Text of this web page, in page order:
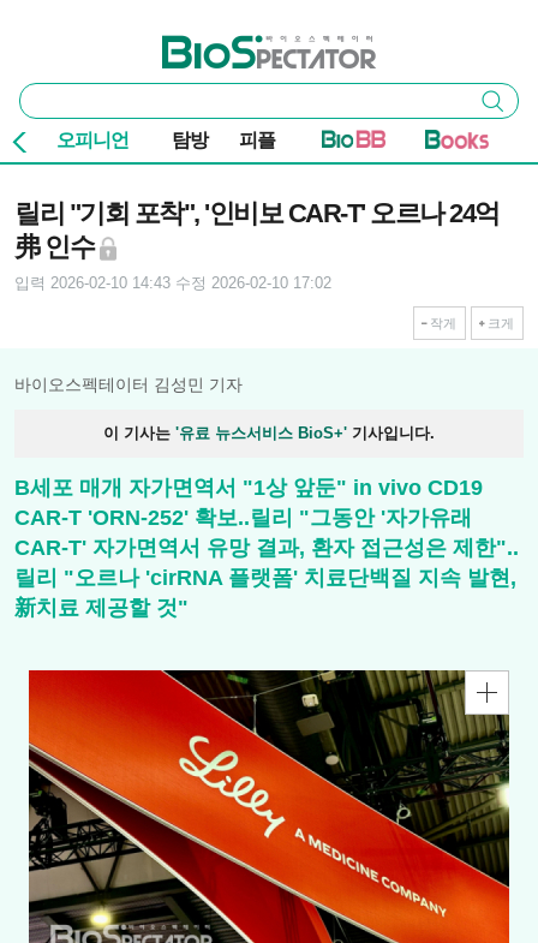
바이오스펙테이터
통
합
검
색
검색
오피니언 탐방 피플
릴리 "기회 포착", '인비보 CAR-T' 오르나 24억
弗 인수
입력 2026-02-10 14:43 수정 2026-02-10 17:02
작게 크게
바이오스펙테이터 김성민 기자
이 기사는 '유료 뉴스서비스 BioS+' 기사입니다.
B세포 매개 자가면역서 "1상 앞둔" in vivo CD19
CAR-T 'ORN-252' 확보..릴리 "그동안 '자가유래
CAR-T' 자가면역서 유망 결과, 환자 접근성은 제한"..
릴리 "오르나 'cirRNA 플랫폼' 치료단백질 지속 발현,
新치료 제공할 것"